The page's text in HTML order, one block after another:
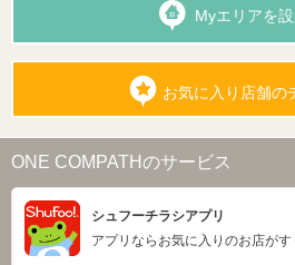
Myエリアを
お気に入り店舗の
ONE COMPATHのサービス
シュフーチラシアプリ
アプリならお気に入りのお店がす